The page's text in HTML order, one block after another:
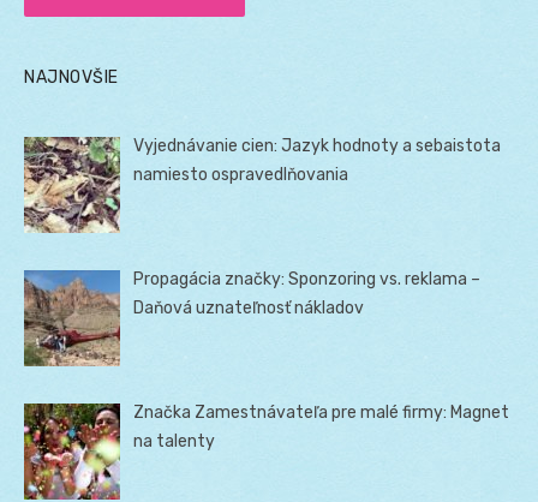
NAJNOVŠIE
Vyjednávanie cien: Jazyk hodnoty a sebaistota
namiesto ospravedlňovania
Propagácia značky: Sponzoring vs. reklama –
Daňová uznateľnosť nákladov
Značka Zamestnávateľa pre malé firmy: Magnet
na talenty